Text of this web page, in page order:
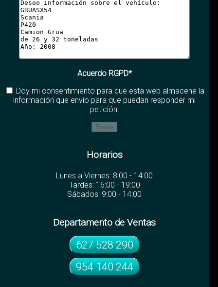
Acuerdo RGPD*
Doy mi consentimiento para que esta web almacene la
información que envío para que puedan responder mi
petición.
Horarios
Lunes a Viernes: 8:00 - 14:00
Tardes: 16:00 - 19:00
Sábados: 9:00 - 14:00
Departamento de Ventas
627 528 290
954 140 244